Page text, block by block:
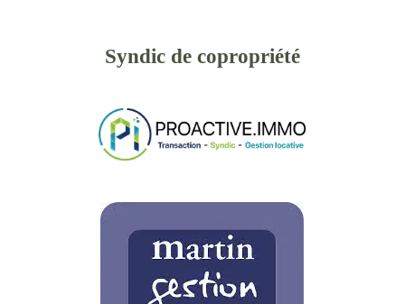
Syndic de copropriété